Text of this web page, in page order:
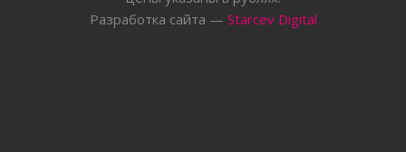
Разработка сайта — Starcev Digital